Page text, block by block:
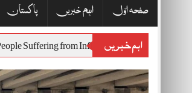
صفحہ اوّل اہم خبریں پاکستان
اہم خبریں
of People Suffering from Inflation and